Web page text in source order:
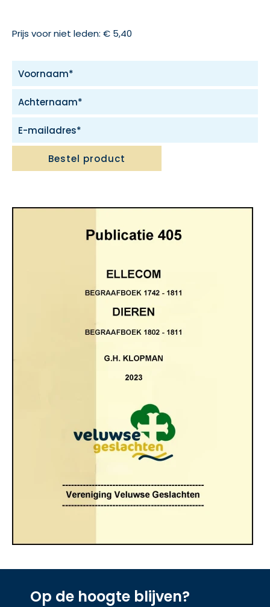
Prijs voor niet leden: € 5,40
Bestel product
Op de hoogte blijven?